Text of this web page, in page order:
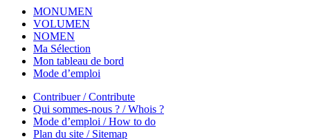
MONUMEN
VOLUMEN
NOMEN
Ma Sélection
Mon tableau de bord
Mode d’emploi
Contribuer / Contribute
Qui sommes-nous ? / Whois ?
Mode d’emploi / How to do
Plan du site / Sitemap